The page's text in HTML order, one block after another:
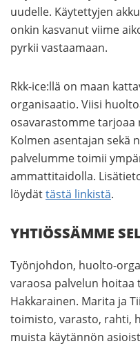
uudelle. Käytettyjen
onkin kasvanut viime
pyrkii vastaamaan.
Rkk-ice:llä on maan
organisaatio. Viisi
osavarastomme tarjoaa
Kolmen asentajan sekä
palvelumme toimii
ammattitaidolla.
löydättästä linkistä.
YHTIÖSSÄMME
Työnjohdon, huolto-
varaosa palvelun
Hakkarainen. Marita ja
toimisto, varasto, rahti,
muista käytännön